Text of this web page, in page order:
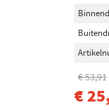
€ 53,91
€